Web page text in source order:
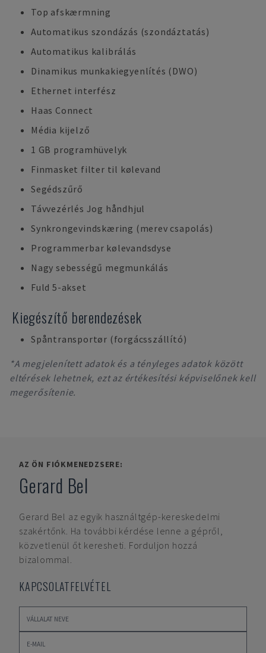
Top afskærmning
Automatikus szondázás (szondáztatás)
Automatikus kalibrálás
Dinamikus munkakiegyenlítés (DWO)
Ethernet interfész
Haas Connect
Média kijelző
1 GB programhüvelyk
Finmasket filter til kølevand
Segédszűrő
Távvezérlés Jog håndhjul
Synkrongevindskæring (merev csapolás)
Programmerbar kølevandsdyse
Nagy sebességű megmunkálás
Fuld 5-akset
Kiegészítő berendezések
Spåntransportør (forgácsszállító)
*A megjelenített adatok és a tényleges adatok között
eltérések lehetnek, ezt az értékesítési képviselőnek kell
megerősítenie.
AZ ÖN FIÓKMENEDZSERE:
Gerard Bel
Gerard Bel az egyik használtgép-kereskedelmi
szakértőnk. Ha további kérdése lenne a gépről,
közvetlenül őt keresheti. Forduljon hozzá
bizalommal.
KAPCSOLATFELVÉTEL